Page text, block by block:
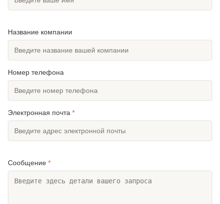
Color:
Серебряный или ориентированный на
High Light: стальной оцинкованный монополь,
болтовое соединение монопольной
вышки связи
,Монополь из стали
Название компании
Номер телефона
Электронная почта *
Сообщение *